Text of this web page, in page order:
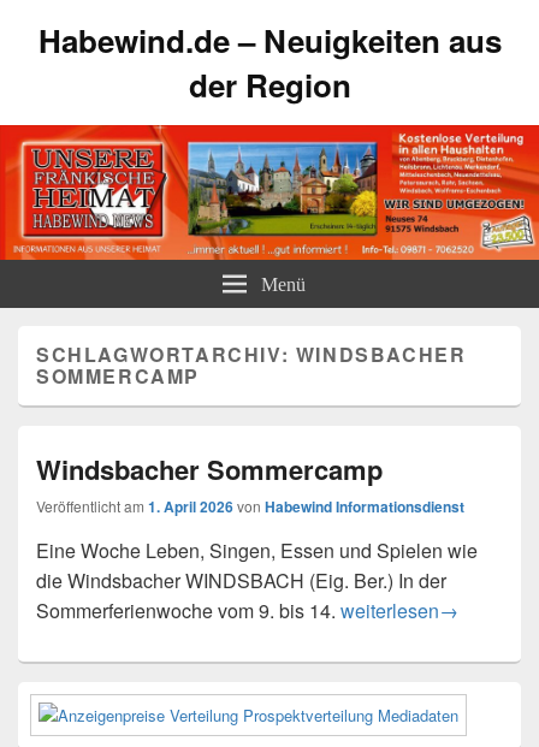
Habewind.de – Neuigkeiten aus
der Region
Menü
SCHLAGWORTARCHIV: WINDSBACHER
SOMMERCAMP
Windsbacher Sommercamp
Veröffentlicht am 1. April 2026von Habewind Informationsdienst
Eine Woche Leben, Singen, Essen und Spielen wie
die Windsbacher WINDSBACH (Eig. Ber.) In der
Sommerferienwoche vom 9. bis 14. Windsbacher
weiterlesen→
Primärer
Seitenleisten-
Widgetbereich